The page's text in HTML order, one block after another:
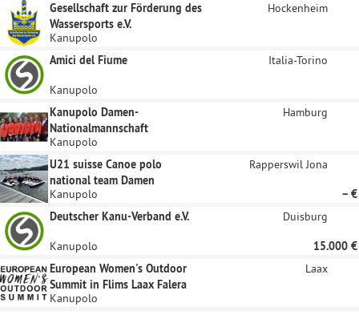
Gesellschaft zur Förderung des
Wassersports e.V.
Hockenheim
Kanupolo
Amici del Fiume
Italia-Torino
Kanupolo
Kanupolo Damen-
Nationalmannschaft
Hamburg
Kanupolo
U21 suisse Canoe polo
national team Damen
Rapperswil Jona
Kanupolo
– €
Deutscher Kanu-Verband e.V.
Duisburg
Kanupolo
15.000 €
European Women's Outdoor
Summit in Flims Laax Falera
Laax
Kanupolo